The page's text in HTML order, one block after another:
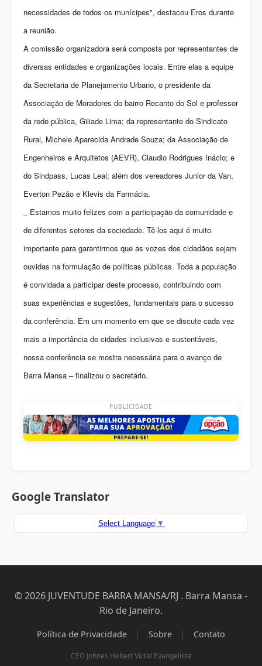
necessidades de todos os munícipes", destacou Eros durante
a reunião.
A comissão organizadora será composta por representantes de
diversas entidades e organizações locais. Entre elas a equipe
da Secretaria de Planejamento Urbano, o presidente da
Associação de Moradores do bairro Recanto do Sol e professor
da rede pública, Giliade Lima; da representante do Sindicato
Rural, Michele Aparecida Andrade Souza; da Associação de
Engenheiros e Arquitetos (AEVR), Claudio Rodrigues Inácio; e
do Sindpass, Lucas Leal; além dos vereadores Junior da Van,
Everton Pezão e Klevis da Farmácia.
_ Estamos muito felizes com a participação da comunidade e
de diferentes setores da sociedade. Tê-los aqui é muito
importante para garantirmos que as vozes dos cidadãos sejam
ouvidas na formulação de políticas públicas. Toda a população
é convidada a participar deste processo, contribuindo com
suas experiências e sugestões, fundamentais para o sucesso
da conferência. Em um momento em que se discute cada vez
mais a importância de cidades inclusivas e sustentáveis,
nossa conferência se mostra necessária para o avanço de
Barra Mansa – finalizou o secretário.
PUBLICIDADE
Google Translator
Select Language ▼
© 2026 JUVENTUDE BARRA MANSA/RJ . Barra Mansa -
Rio de Janeiro.
Política de Privacidade | Sobre | Contato
CEO Johnes Hebert Victal Evangelista